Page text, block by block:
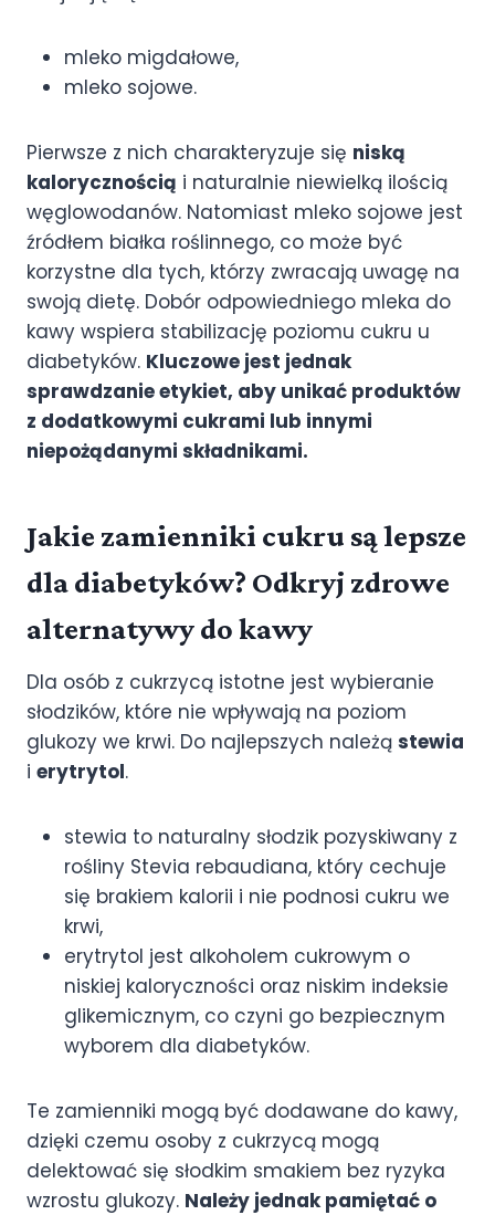
mleko migdałowe,
mleko sojowe.
Pierwsze z nich charakteryzuje się niską
kalorycznością i naturalnie niewielką ilością
węglowodanów. Natomiast mleko sojowe jest
źródłem białka roślinnego, co może być
korzystne dla tych, którzy zwracają uwagę na
swoją dietę. Dobór odpowiedniego mleka do
kawy wspiera stabilizację poziomu cukru u
diabetyków. Kluczowe jest jednak
sprawdzanie etykiet, aby unikać produktów
z dodatkowymi cukrami lub innymi
niepożądanymi składnikami.
Jakie zamienniki cukru są lepsze
dla diabetyków? Odkryj zdrowe
alternatywy do kawy
Dla osób z cukrzycą istotne jest wybieranie
słodzików, które nie wpływają na poziom
glukozy we krwi. Do najlepszych należą stewia
i erytrytol.
stewia to naturalny słodzik pozyskiwany z
rośliny Stevia rebaudiana, który cechuje
się brakiem kalorii i nie podnosi cukru we
krwi,
erytrytol jest alkoholem cukrowym o
niskiej kaloryczności oraz niskim indeksie
glikemicznym, co czyni go bezpiecznym
wyborem dla diabetyków.
Te zamienniki mogą być dodawane do kawy,
dzięki czemu osoby z cukrzycą mogą
delektować się słodkim smakiem bez ryzyka
wzrostu glukozy. Należy jednak pamiętać o